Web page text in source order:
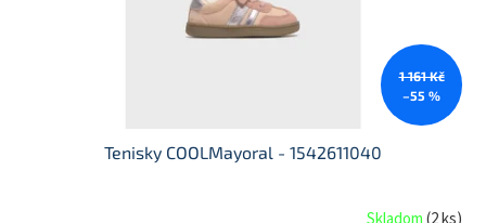
1 161 Kč
–55 %
Tenisky COOLMayoral - 1542611040